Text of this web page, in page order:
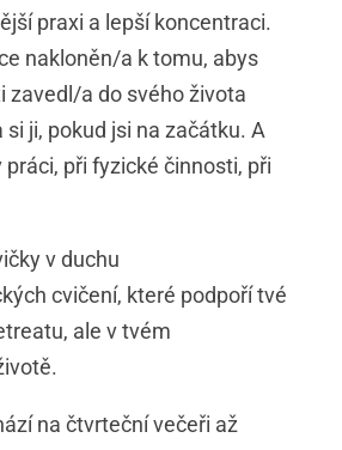
praxi a lepší koncentraci.
nakloněn/a k tomu, abys
zavedl/a do svého života
ji, pokud jsi na začátku. A
při fyzické činnosti, při
v duchu
cvičení, které podpoří tvé
ale v tvém
na čtvrteční večeři až